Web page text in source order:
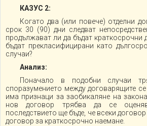
КАЗУС 2:
Когато два (или повече) отделни
срок 30 (90) дни следват
продължават ли да бъдат краткосрочни
бъдат прекласифицирани като
случаи?
Анализ:
Поначало в подобни случаи
споразумението между договарящите
има признаци за заобикаляне на
нов договор трябва да се
последствието ще бъде, че всеки
договор за краткосрочно наемане.